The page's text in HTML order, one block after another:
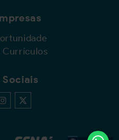
Currículos
Sociais